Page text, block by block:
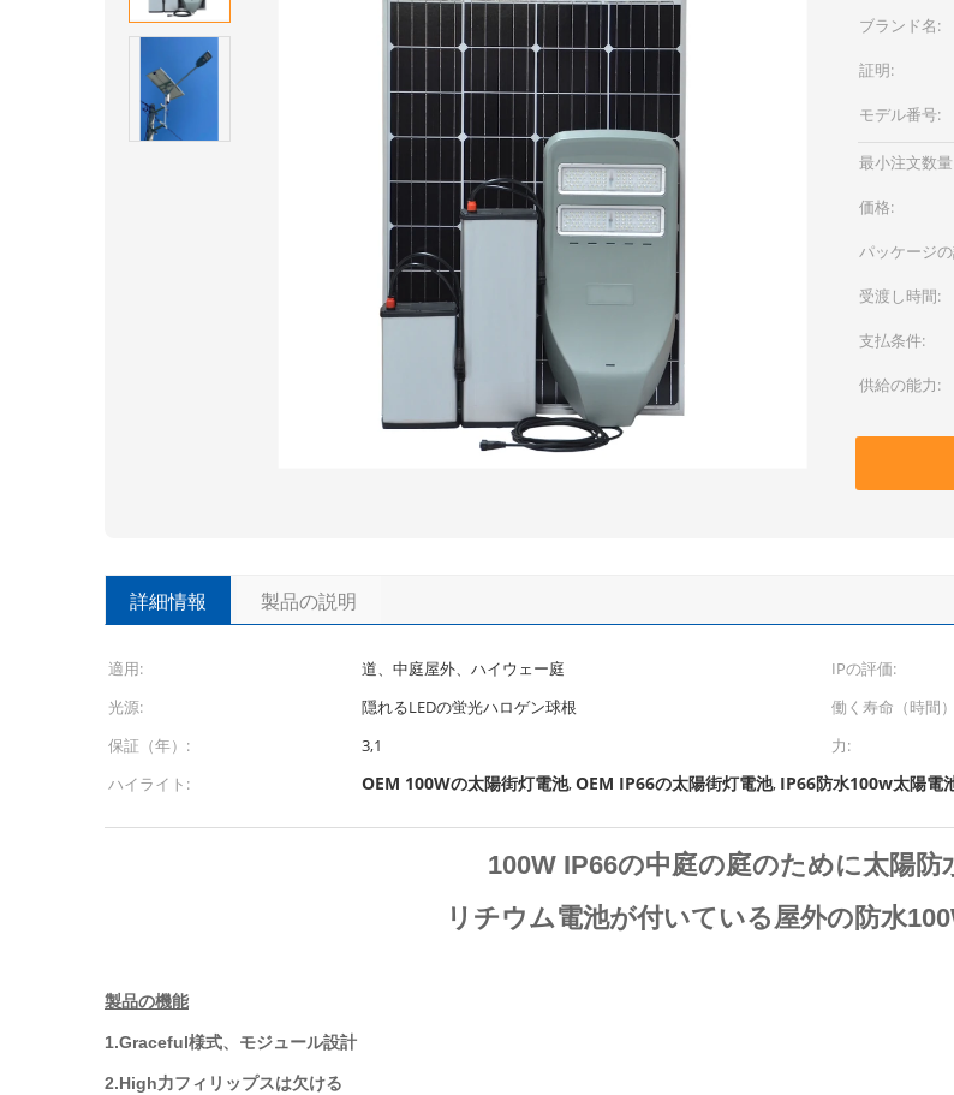
ブランド名:
証明:
モデル番号:
最小注文数
価格:
パッケージ
受渡し時間:
支払条件:
供給の能力:
詳細情報 製品の説明
適用: 道、中庭屋外、ハイウェー庭 IPの評価:
光源:
隠れるLEDの蛍光ハロゲン球根 働く寿命（時間
保証（年）:
3,1 力:
ハイライト:
OEM 100Wの太陽街灯電池,OEM IP66の太陽街灯電池, IP66防水100w太陽電
100W IP66の中庭の庭のために太陽防
リチウム電池が付いている屋外の防水
製品の機能
1.Graceful様式、モジュール設計
2.High力フィリップスは欠ける